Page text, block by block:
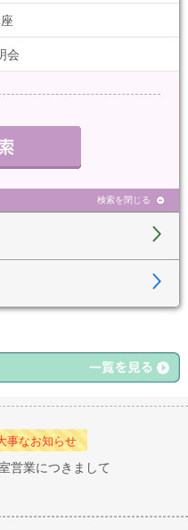
会
検索を閉じる
事なお知らせ
営業につきまして